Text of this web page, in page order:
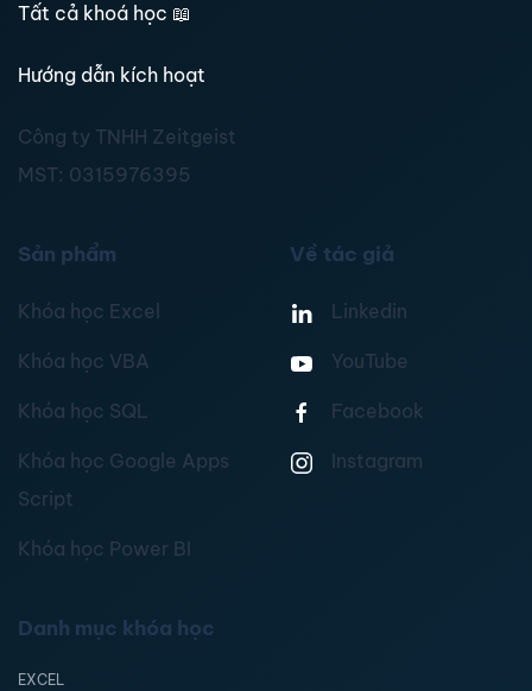
Tất cả khoá học 📖
Hướng dẫn kích hoạt
Công ty TNHH Zeitgeist
MST: 0315976395
Sản phẩm
Khóa học Excel
Khóa học VBA
Khóa học SQL
Khóa học Google Apps
Script
Khóa học Power BI
Về tác giả
Linkedin
YouTube
Facebook
Instagram
Danh mục khóa học
EXCEL